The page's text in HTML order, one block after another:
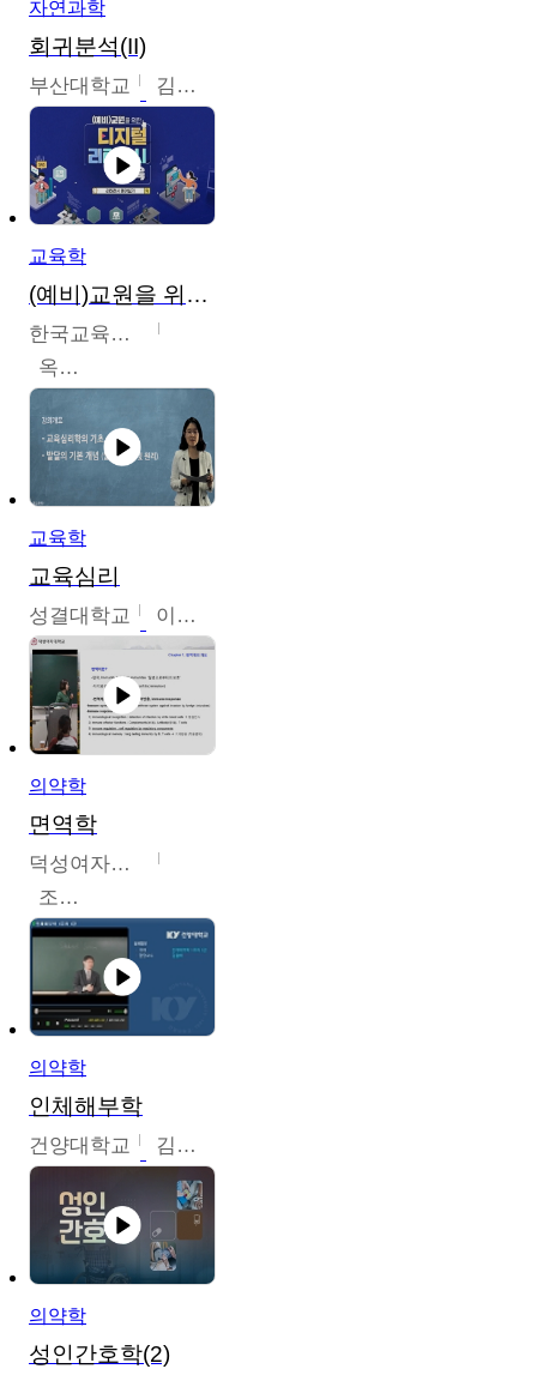
자연과학
회귀분석(II)
부산대학교 김충락
교육학
(예비)교원을 위한 디지털 리터러시 교육
한국교육학술정보원
옥현진
교육학
교육심리
성결대학교 이수경
의약학
면역학
덕성여자대학교
조효선
의약학
인체해부학
건양대학교 김철태
의약학
성인간호학(2)